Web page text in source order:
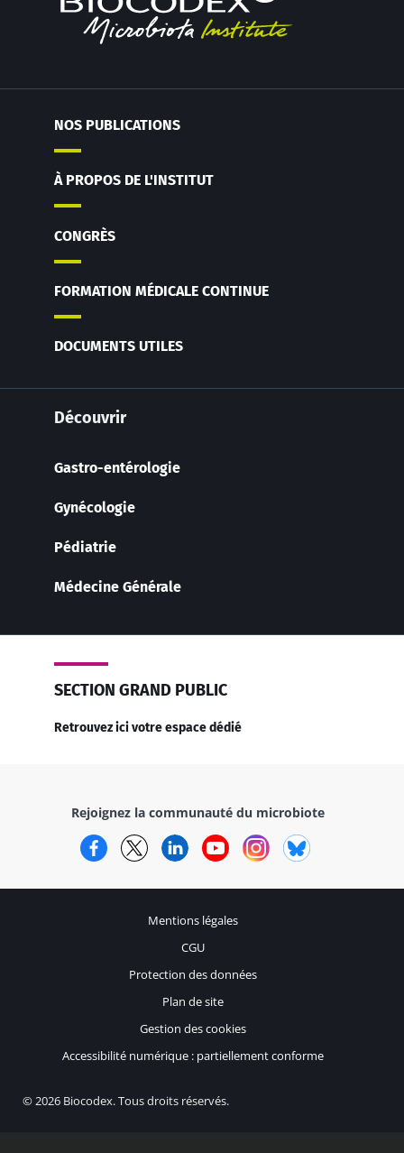
NOS PUBLICATIONS
À PROPOS DE L'INSTITUT
CONGRÈS
FORMATION MÉDICALE CONTINUE
DOCUMENTS UTILES
Découvrir
Gastro-entérologie
Gynécologie
Pédiatrie
Médecine Générale
SECTION GRAND PUBLIC
Retrouvez ici votre espace dédié
Rejoignez la communauté du microbiote
FacebookTwitterLinkedInYouTubeInstagram
© 2026 Biocodex. Tous droits réservés.
Mentions légales
CGU
Protection des données
Plan de site
Gestion des cookies
Accessibilité numérique : partiellement conforme